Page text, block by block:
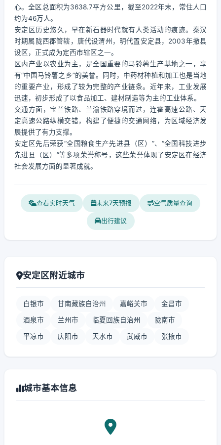
心。全区总面积为3638.7平方公里，截至2022年末，常住人口
约为46万人。
安定区历史悠久，早在新石器时代就有人类活动的痕迹。秦汉
时期属陇西郡管辖，唐代设渭州，明代置安定县，2003年撤县
设区，正式成为定西市辖区之一。
区内产业以农业为主，是全国重要的马铃薯生产基地之一，享
有“中国马铃薯之乡”的美誉。同时，中药材种植和加工也是当地
的重要产业，形成了较为完整的产业链条。近年来，工业发展
迅速，初步形成了以食品加工、建材制造等为主的工业体系。
交通方面，宝兰铁路、兰渝铁路穿境而过，连霍高速公路、天
定高速公路纵横交错，构建了便捷的交通网络，为区域经济发
展提供了有力支撑。
安定区先后荣获“全国粮食生产先进县（区）”、“全国科技进步
先进县（区）”等多项荣誉称号，这些荣誉体现了安定区在经济
社会发展方面的显著成就。
查看实时天气 未来7天预报 空气质量查询
出行建议
安定区附近城市
白银市 甘南藏族自治州 嘉峪关市 金昌市
酒泉市 兰州市 临夏回族自治州 陇南市
平凉市 庆阳市 天水市 武威市 张掖市
城市基本信息